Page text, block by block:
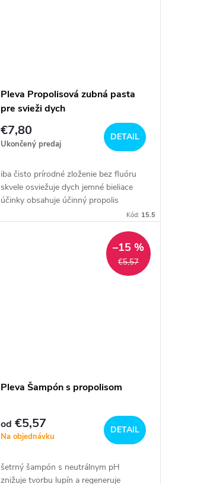
Pleva Propolisová zubná pasta
pre svieži dych
€7,80
Ukončený predaj
DETAIL
iba čisto prírodné zloženie bez fluóru
skvele osviežuje dych jemné bieliace
účinky obsahuje účinný propolis
Kód: 15.5
€5,57
–15 %
Pleva Šampón s propolisom
od €5,57
Na objednávku
DETAIL
šetrný šampón s neutrálnym pH
znižuje tvorbu lupín a regeneruje